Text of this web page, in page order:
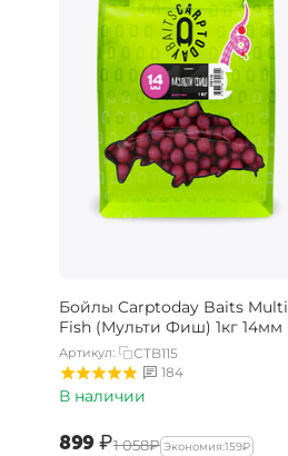
Бойлы Carptoday Baits Multi
Fish (Мульти Фиш) 1кг 14мм
Артикул:
CTB115
184
В наличии
‍899‍₽‍1 058‍₽ Экономия:‍159‍₽